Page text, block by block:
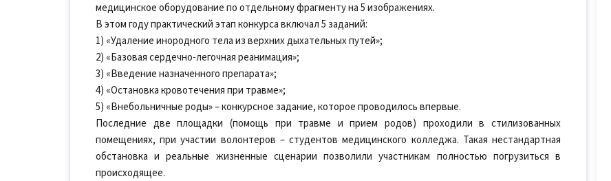
медицинское оборудование по отдельному фрагменту на 5 изображениях.
В этом году практический этап конкурса включал 5 заданий:
1) «Удаление инородного тела из верхних дыхательных путей»;
2) «Базовая сердечно-легочная реанимация»;
3) «Введение назначенного препарата»;
4) «Остановка кровотечения при травме»;
5) «Внебольничные роды» – конкурсное задание, которое проводилось впервые.
Последние две площадки (помощь при травме и прием родов) проходили в стилизованных
помещениях, при участии волонтеров – студентов медицинского колледжа. Такая нестандартная
обстановка и реальные жизненные сценарии позволили участникам полностью погрузиться в
происходящее.